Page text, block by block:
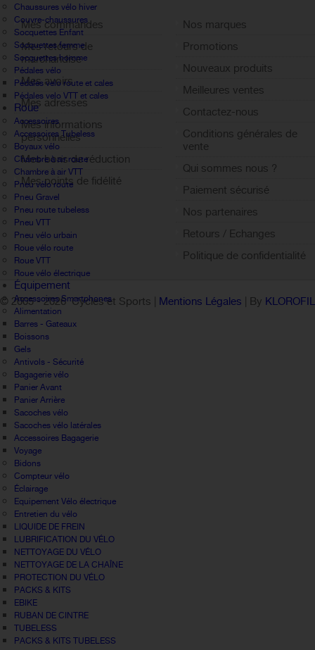
Chaussures vélo hiver
Couvre-chaussures
Socquettes Enfant
Socquettes femme
Socquettes homme
Pédales vélo
Pédales velo route et cales
Pédales velo VTT et cales
Roue
Accessoires
Accessoires Tubeless
Boyaux vélo
Chambre à air route
Chambre à air VTT
Pneu vélo route
Pneu Gravel
Pneu route tubeless
Pneu VTT
Pneu vélo urbain
Roue vélo route
Roue VTT
Roue vélo électrique
Équipement
Accessoires Smartphones
Alimentation
Barres - Gateaux
Boissons
Gels
Antivols - Sécurité
Bagagerie vélo
Panier Avant
Panier Arrière
Sacoches vélo
Sacoches vélo latérales
Accessoires Bagagerie
Voyage
Bidons
Compteur vélo
Éclairage
Equipement Vélo électrique
Entretien du vélo
LIQUIDE DE FREIN
LUBRIFICATION DU VÉLO
NETTOYAGE DU VÉLO
NETTOYAGE DE LA CHAÎNE
PROTECTION DU VÉLO
PACKS & KITS
EBIKE
RUBAN DE CINTRE
TUBELESS
PACKS & KITS TUBELESS
Mes commandes
Mes retours de
marchandise
Mes avoirs
Mes adresses
Mes informations
personnelles
Mes bons de réduction
Mes points de fidélité
Sign out
Nos marques
Promotions
Nouveaux produits
Meilleures ventes
Contactez-nous
Conditions générales de
vente
Qui sommes nous ?
Paiement sécurisé
Nos partenaires
Retours / Echanges
Politique de confidentialité
© 2005 -2026 Cycles et Sports | Mentions Légales | By